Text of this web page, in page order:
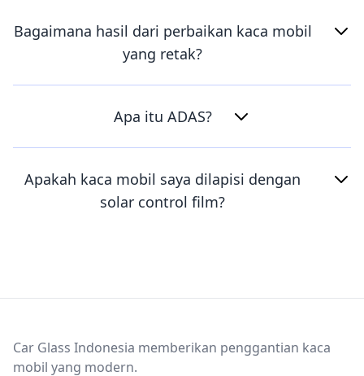
Bagaimana hasil dari perbaikan kaca mobil
yang retak?
Apa itu ADAS?
Apakah kaca mobil saya dilapisi dengan
solar control film?
Car Glass Indonesia memberikan penggantian kaca
mobil yang modern.